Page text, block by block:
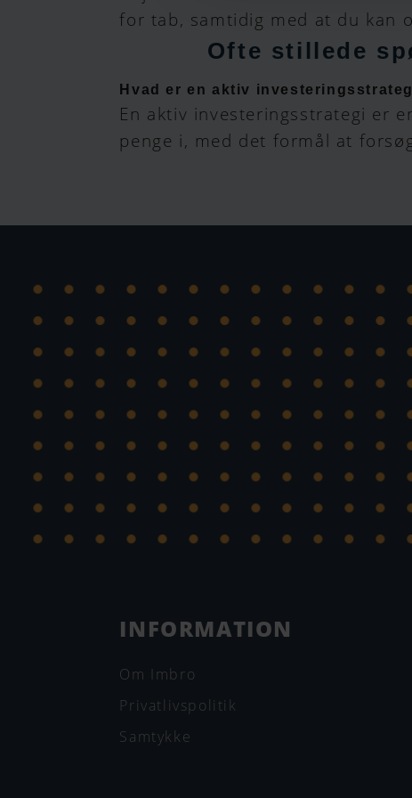
for tab, samtidig med at du kan
Ofte stillede
Hvad er en aktiv
En aktiv investeringsstrategi er
penge i, med det formål at
INFORMATION
Om Imbro
Privatlivspolitik
Samtykke